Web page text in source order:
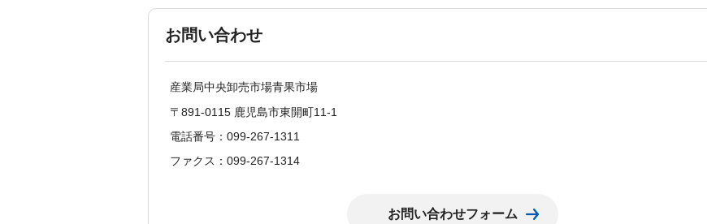
お問い合わせ
産業局中央卸売市場青果市場
〒891-0115 鹿児島市東開町11-1
電話番号：099-267-1311
ファクス：099-267-1314